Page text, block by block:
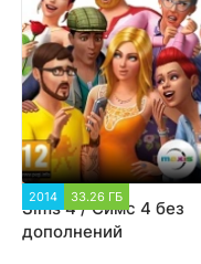
2014 33.26 ГБ
Sims 4 / Симс 4 без
дополнений